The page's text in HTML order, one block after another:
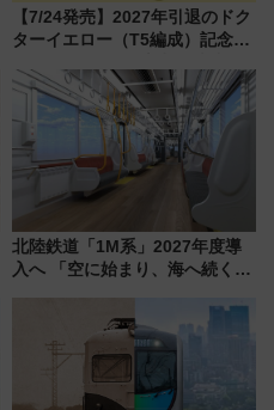
【7/24発売】2027年引退のドク
ターイエロー（T5編成）記念グ
送の目覚まし時計など通販・販
売店舗まとめ
北陸鉄道「1M系」2027年度導
入へ 「空に始まり、海へ続く」
神秘的なデザイン